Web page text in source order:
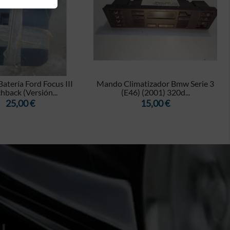
Ford Focus III
(Versión...
Precio
25,00 €
Mando Climatizador Bmw Serie 3
(E46) (2001) 320d...
Precio
15,00 €
